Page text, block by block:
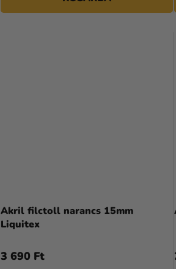
Akril filctoll narancs 15mm
Liquitex
3 690 Ft